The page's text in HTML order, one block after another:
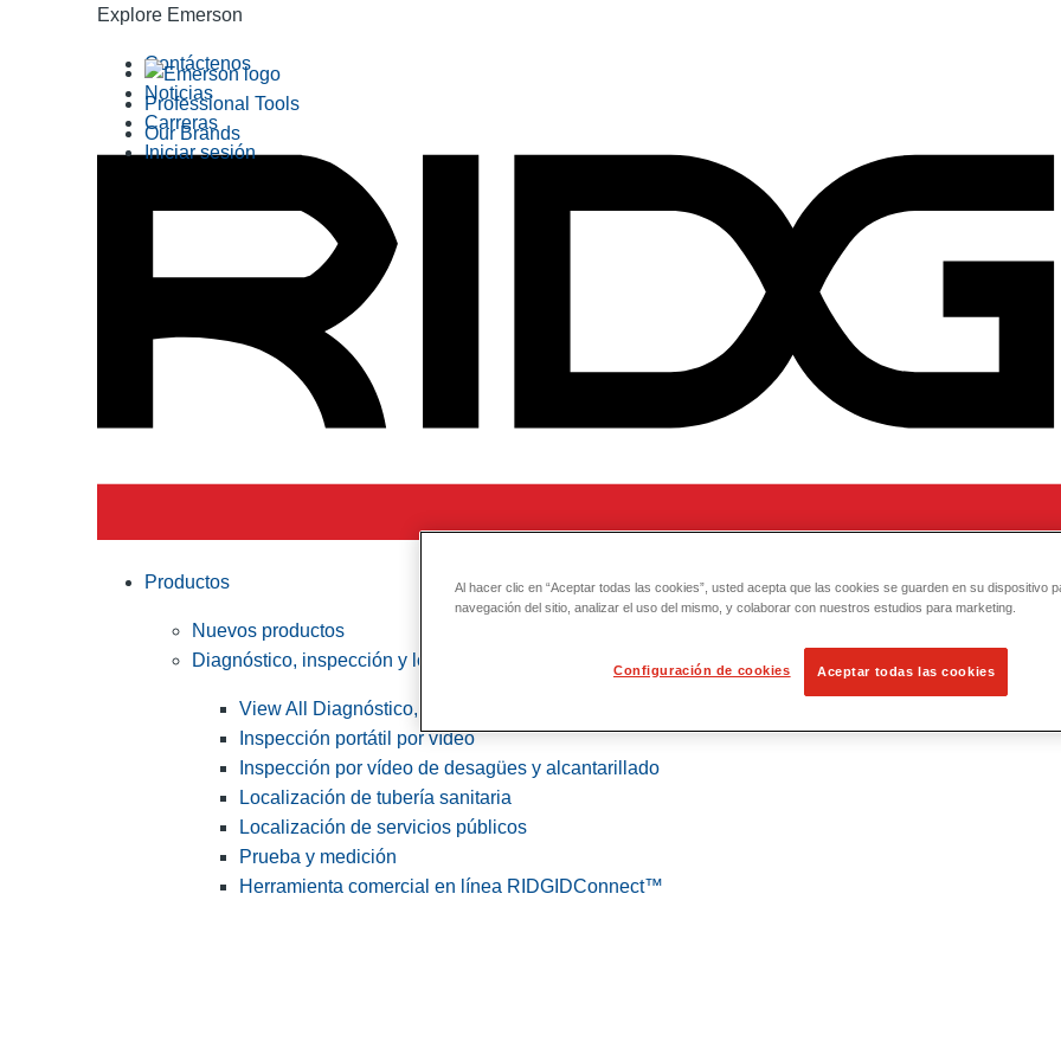
Explore Emerson
Professional Tools
Our Brands
Contáctenos
Noticias
Carreras
Iniciar sesión
Productos
Nuevos productos
Diagnóstico, inspección y localización
View All Diagnóstico, inspección y localización
Inspección portátil por vídeo
Inspección por vídeo de desagües y alcantarillado
Localización de tubería sanitaria
Localización de servicios públicos
Prueba y medición
Herramienta comercial en línea RIDGIDConnect™
Al hacer clic en “Aceptar todas las cookies”, usted acepta que las cookies se guarden en su dispositivo
navegación del sitio, analizar el uso del mismo, y colaborar con nuestros estudios para marketing.
Configuración de cookies Aceptar todas las cookies